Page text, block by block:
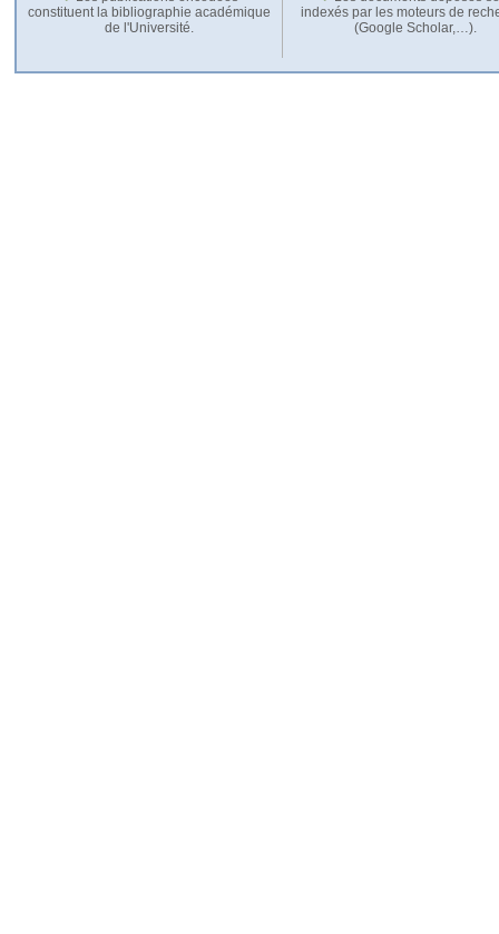
constituent la bibliographie académique
de l'Université.
indexés par les moteurs de
(Google Scholar,…).